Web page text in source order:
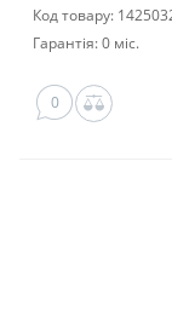
Код товару:
Гарантія: 0 міс.
0